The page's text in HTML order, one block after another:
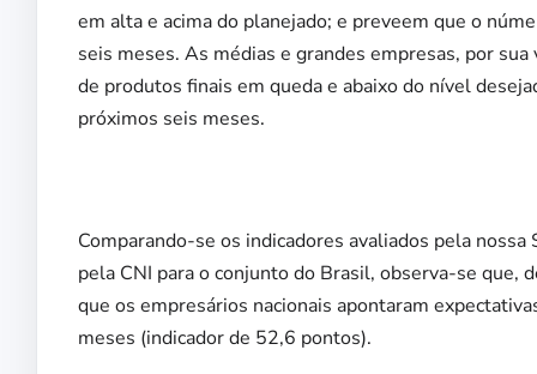
em alta e acima do planejado; e preveem que o
seis meses. As médias e grandes empresas, por
de produtos finais em queda e abaixo do nível
próximos seis meses.
Comparando-se os indicadores avaliados pela
pela CNI para o conjunto do Brasil, observa-se que,
que os empresários nacionais apontaram
meses (indicador de 52,6 pontos).